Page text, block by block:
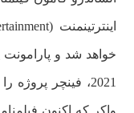
خواهد شد و پارامونت
2021، فینچر
واکر که اکنون